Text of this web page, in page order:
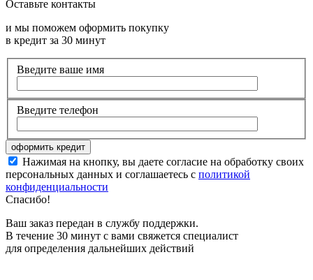
Оставьте контакты
и мы поможем оформить покупку
в кредит за 30 минут
Введите ваше имя
Введите телефон
Нажимая на кнопку, вы даете согласие на обработку своих
персональных данных и соглашаетесь с политикой
конфиденциальности
Спасибо!
Ваш заказ передан в службу поддержки.
В течение 30 минут с вами свяжется специалист
для определения дальнейших действий